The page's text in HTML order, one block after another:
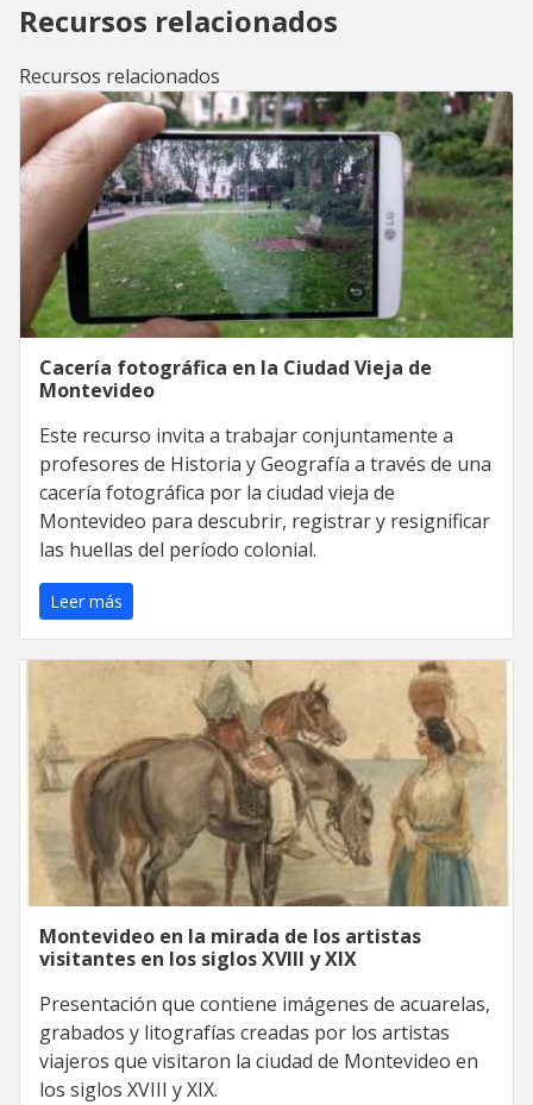
Recursos relacionados
Recursos relacionados
Cacería fotográfica en la Ciudad Vieja de
Montevideo
Este recurso invita a trabajar conjuntamente a
profesores de Historia y Geografía a través de una
cacería fotográfica por la ciudad vieja de
Montevideo para descubrir, registrar y resignificar
las huellas del período colonial.
Leer más
Montevideo en la mirada de los artistas
visitantes en los siglos XVIII y XIX
Presentación que contiene imágenes de acuarelas,
grabados y litografías creadas por los artistas
viajeros que visitaron la ciudad de Montevideo en
los siglos XVIII y XIX.